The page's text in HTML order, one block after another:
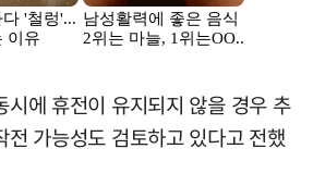
시에 휴전이 유지되지 않을 경우 추
전 가능성도 검토하고 있다고 전했